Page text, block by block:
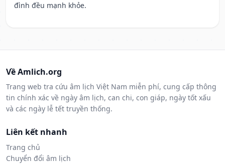
đình đều mạnh khỏe.
Về Amlich.org
Trang web tra cứu âm lịch Việt Nam miễn phí, cung cấp thông
tin chính xác về ngày âm lịch, can chi, con giáp, ngày tốt xấu
và các ngày lễ tết truyền thống.
Liên kết nhanh
Trang chủ
Chuyển đổi âm lịch